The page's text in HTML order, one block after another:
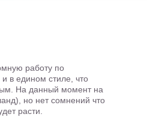
работу по
в едином стиле, что
На данный момент на
но нет сомнений что
расти.